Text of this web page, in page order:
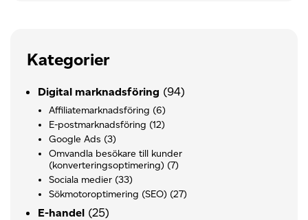
Kategorier
Digital marknadsföring (94)
Affiliatemarknadsföring (6)
E-postmarknadsföring (12)
Google Ads (3)
Omvandla besökare till kunder
(konverteringsoptimering) (7)
Sociala medier (33)
Sökmotoroptimering (SEO) (27)
E-handel (25)